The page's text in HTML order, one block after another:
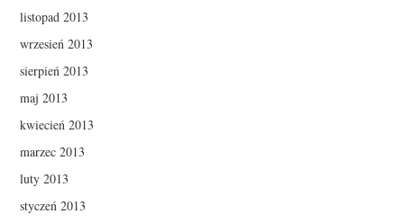
listopad 2013
wrzesień 2013
sierpień 2013
maj 2013
kwiecień 2013
marzec 2013
luty 2013
styczeń 2013